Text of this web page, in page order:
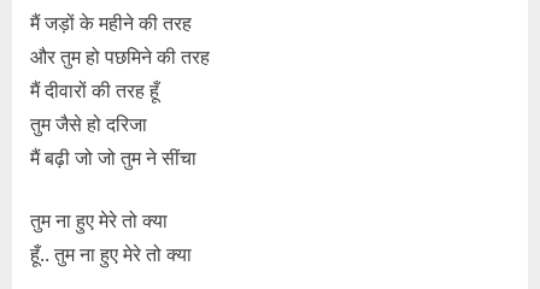
मैं जड़ों के महीने की तरह
और तुम हो पछमिने की तरह
मैं दीवारों की तरह हूँ
तुम जैसे हो दरिजा
मैं बढ़ी जो जो तुम ने सींचा
तुम ना हुए मेरे तो क्या
हूँ.. तुम ना हुए मेरे तो क्या